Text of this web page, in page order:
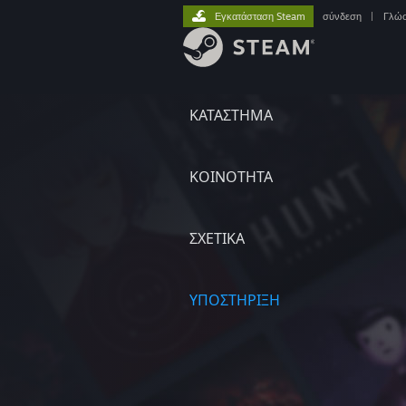
ΚΑΤΑΣΤΗΜΑ
ΚΟΙΝΟΤΗΤΑ
ΣΧΕΤΙΚΆ
ΥΠΟΣΤΗΡΙΞΗ
Εγκατάσταση Steam σύνδεση